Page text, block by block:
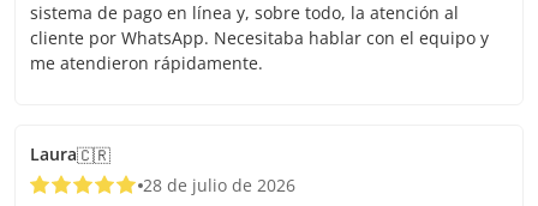
sistema de pago en línea y, sobre todo, la atención al
cliente por WhatsApp. Necesitaba hablar con el equipo y
me atendieron rápidamente.
Laura🇨🇷
28 de julio de 2026